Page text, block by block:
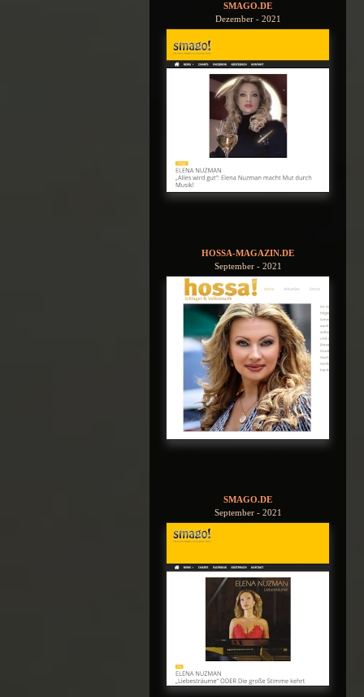
SMAGO.DE
Dezember - 2021
HOSSA-MAGAZIN.DE
September - 2021
SMAGO.DE
September - 2021